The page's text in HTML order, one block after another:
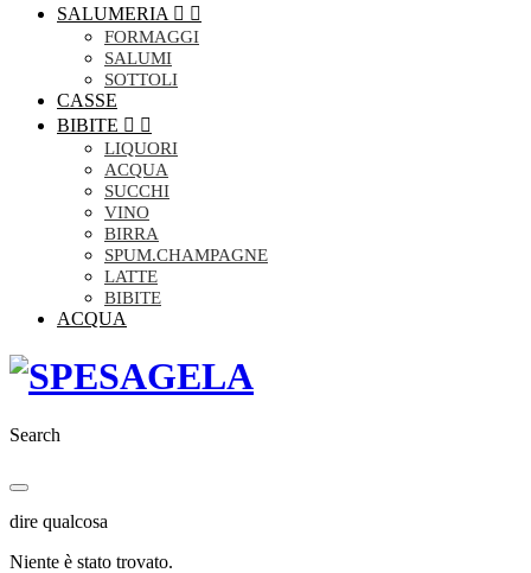
SALUMERIA  
FORMAGGI
SALUMI
SOTTOLI
CASSE
BIBITE  
LIQUORI
ACQUA
SUCCHI
VINO
BIRRA
SPUM.CHAMPAGNE
LATTE
BIBITE
ACQUA
Search
dire qualcosa
Niente è stato trovato.